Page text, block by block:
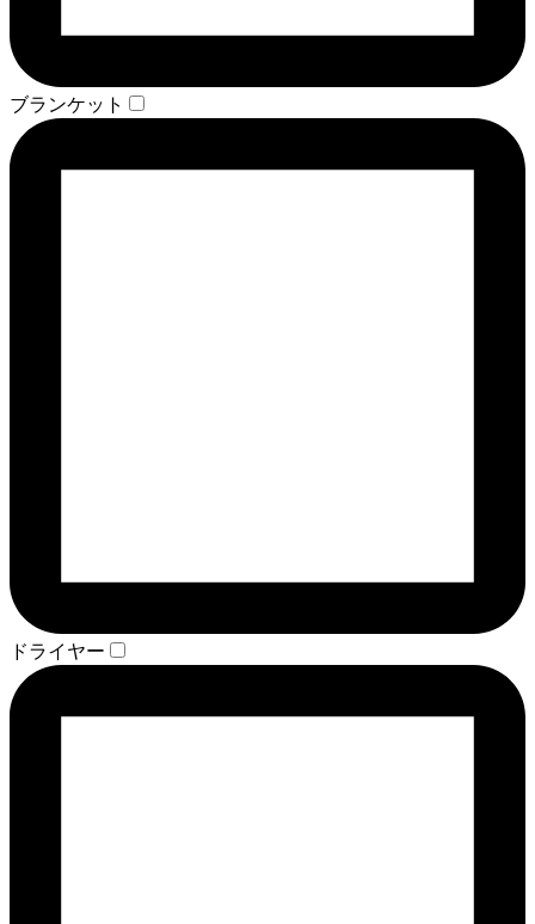
ブランケット
ドライヤー